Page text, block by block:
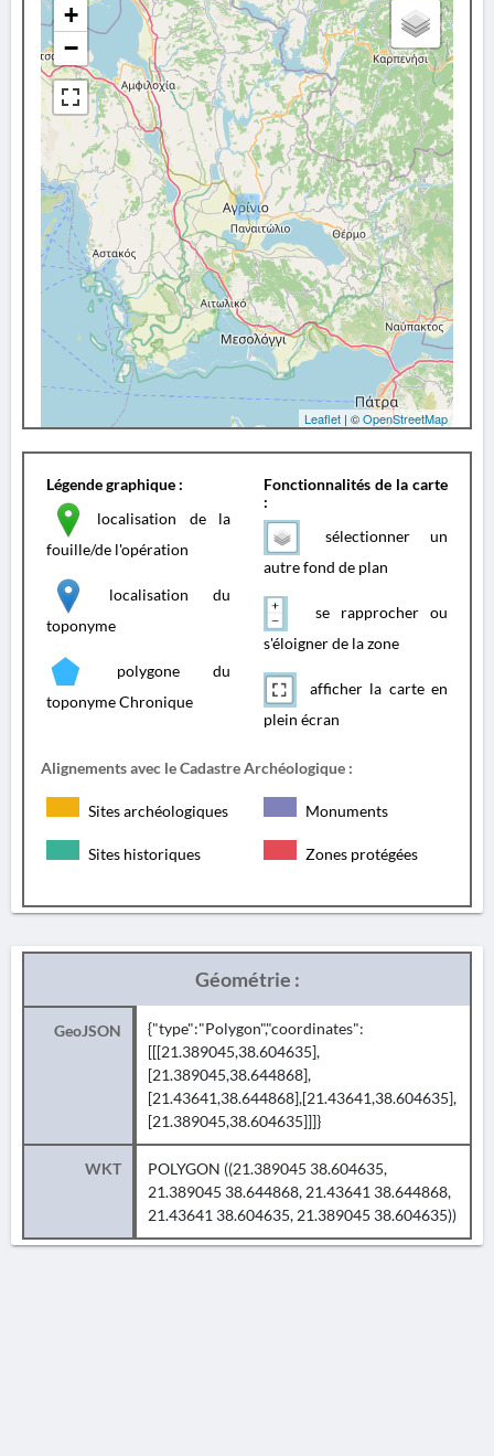
+
−
Leaflet | ©OpenStreetMap
Légende graphique :
localisation de la
fouille/de l'opération
localisation du
toponyme
polygone du
toponyme Chronique
Fonctionnalités de la carte
:
sélectionner un
autre fond de plan
se rapprocher ou
s'éloigner de la zone
afficher la carte en
plein écran
Alignements avec le Cadastre Archéologique :
Sites archéologiques Monuments
Sites historiques Zones protégées
Géométrie :
GeoJSON
{"type":"Polygon","coordinates":
[[[21.389045,38.604635],
[21.389045,38.644868],
[21.43641,38.644868],[21.43641,38.604635],
[21.389045,38.604635]]]}
WKT
POLYGON ((21.389045 38.604635,
21.389045 38.644868, 21.43641 38.644868,
21.43641 38.604635, 21.389045 38.604635))